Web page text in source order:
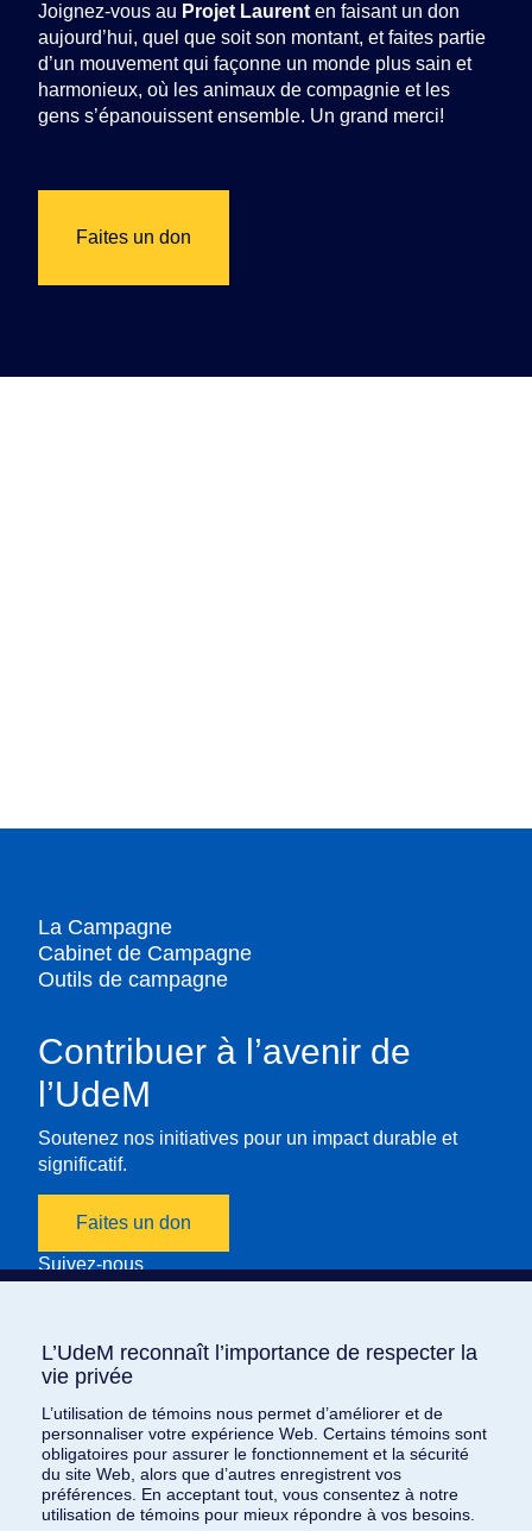
Joignez-vous au Projet Laurent en faisant un don
aujourd’hui, quel que soit son montant, et faites partie
d’un mouvement qui façonne un monde plus sain et
harmonieux, où les animaux de compagnie et les
gens s’épanouissent ensemble. Un grand merci!
Faites un don
La Campagne
Cabinet de Campagne
Outils de campagne
Contribuer à l’avenir de
l’UdeM
Soutenez nos initiatives pour un impact durable et
significatif.
Faites un don
Suivez-nous
Inscrivez-vous à l’infolettre
Toute l’actualité deL’heure est brave, livrée chaque
mois à votre adresse courriel. Plongez dans nos récits
de courage, de générosité, et découvrez comment
L’UdeM reconnaît l’importance de respecter la
vie privée
L’utilisation de témoins nous permet d’améliorer et de
personnaliser votre expérience Web. Certains témoins sont
obligatoires pour assurer le fonctionnement et la sécurité
du site Web, alors que d’autres enregistrent vos
préférences. En acceptant tout, vous consentez à notre
utilisation de témoins pour mieux répondre à vos besoins.
L’UdeM reconnaît l’importance de respecter la
vie privée
L’utilisation de témoins nous permet d’améliorer et de
personnaliser votre expérience Web. Certains témoins sont
obligatoires pour assurer le fonctionnement et la sécurité
du site Web, alors que d’autres enregistrent vos
préférences. En acceptant tout, vous consentez à notre
utilisation de témoins pour mieux répondre à vos besoins.